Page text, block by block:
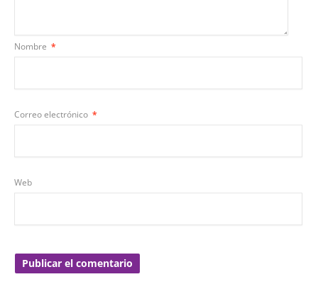
Nombre *
Correo electrónico *
Web